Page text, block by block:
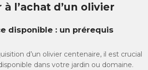
l’achat d’un olivier
disponible : un prérequis
d’un olivier centenaire, il est crucial
dans votre jardin ou domaine.